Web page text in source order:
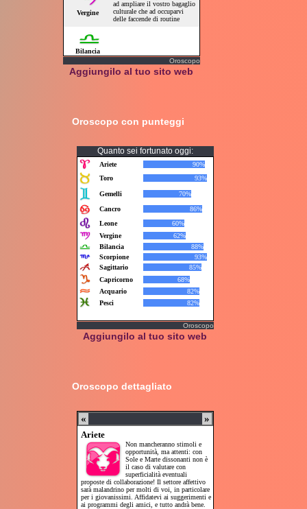
Oroscopo
Aggiungilo al tuo sito web
Oroscopo con punteggi
Quanto sei fortunato oggi:
Oroscopo
Aggiungilo al tuo sito web
Oroscopo dettagliato